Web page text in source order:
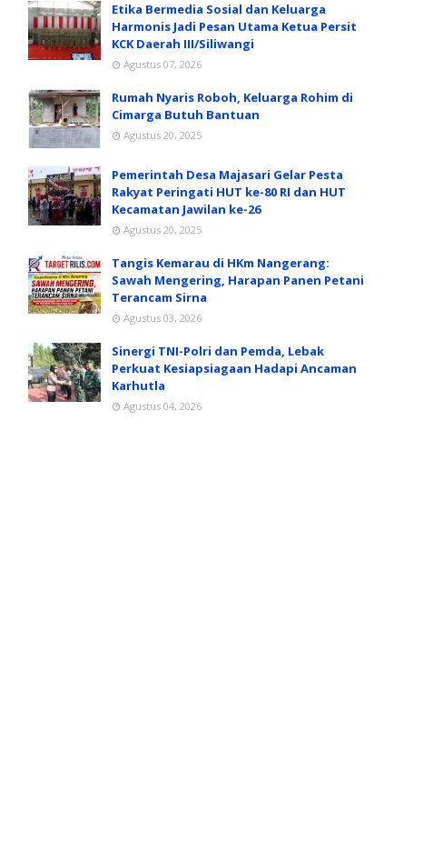
Etika Bermedia Sosial dan Keluarga
Harmonis Jadi Pesan Utama Ketua Persit
KCK Daerah III/Siliwangi
Agustus 07, 2026
Rumah Nyaris Roboh, Keluarga Rohim di
Cimarga Butuh Bantuan
Agustus 20, 2025
Pemerintah Desa Majasari Gelar Pesta
Rakyat Peringati HUT ke-80 RI dan HUT
Kecamatan Jawilan ke-26
Agustus 20, 2025
Tangis Kemarau di HKm Nangerang:
Sawah Mengering, Harapan Panen Petani
Terancam Sirna
Agustus 03, 2026
Sinergi TNI-Polri dan Pemda, Lebak
Perkuat Kesiapsiagaan Hadapi Ancaman
Karhutla
Agustus 04, 2026